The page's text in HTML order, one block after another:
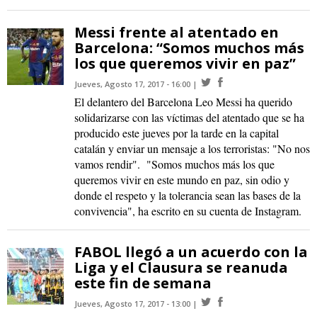
Messi frente al atentado en
Barcelona: “Somos muchos más
los que queremos vivir en paz”
Jueves, Agosto 17, 2017 - 16:00
El delantero del Barcelona Leo Messi ha querido
solidarizarse con las víctimas del atentado que se ha
producido este jueves por la tarde en la capital
catalán y enviar un mensaje a los terroristas: "No nos
vamos rendir". "Somos muchos más los que
queremos vivir en este mundo en paz, sin odio y
donde el respeto y la tolerancia sean las bases de la
convivencia", ha escrito en su cuenta de Instagram.
FABOL llegó a un acuerdo con la
Liga y el Clausura se reanuda
este fin de semana
Jueves, Agosto 17, 2017 - 13:00